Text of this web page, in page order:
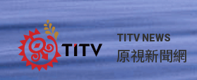
TITV NEWS
原視新聞網